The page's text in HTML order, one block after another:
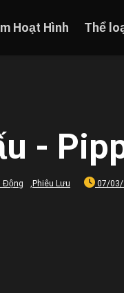
Hoạt Hình Thể
-
Động Phiêu Lưu 07/03/